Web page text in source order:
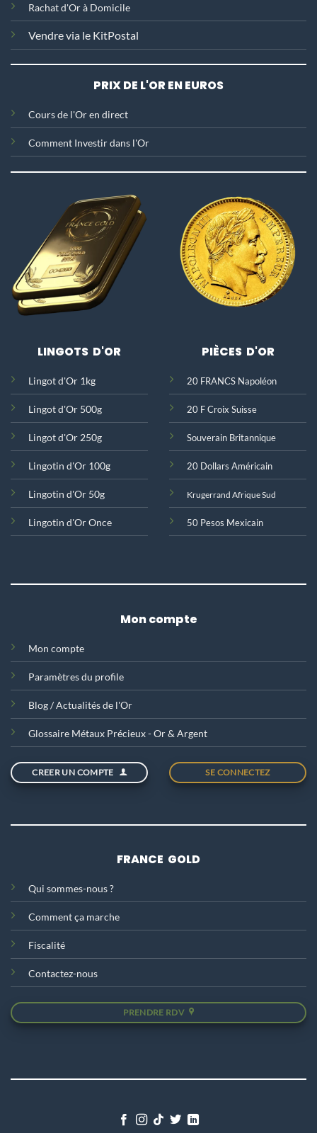
Rachat d'Orà Domicile
Vendre via le KitPostal
PRIX DE L'OR EN EUROS
Cours de l'Or en direct
Comment Investir dans l'Or
LINGOTS D'OR
Lingot d'Or 1kg
Lingot d'Or 500g
Lingot d'Or 250g
Lingotin d'Or 100g
Lingotin d'Or 50g
Lingotin d'Or Once
PIÈCES D'OR
20 FRANCS Napoléon
20 F Croix Suisse
Souverain Britannique
20 Dollars Américain
Krugerrand Afrique Sud
50 Pesos Mexicain
Mon compte
Mon compte
Paramètres du profile
Blog / Actualités de l'Or
Glossaire Métaux Précieux - Or & Argent
CREER UN COMPTE SE CONNECTEZ
FRANCE GOLD
Qui sommes-nous ?
Comment ça marche
Fiscalité
Contactez-nous
PRENDRE RDV